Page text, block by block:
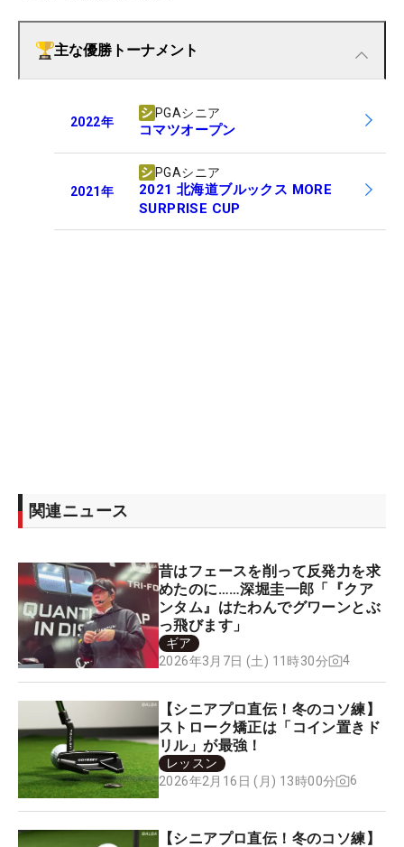
主な優勝トーナメント
2022年
PGAシニア
コマツオープン
2021年
PGAシニア
2021 北海道ブルックス MORE
SURPRISE CUP
関連ニュース
昔はフェースを削って反発力を求
めたのに……深堀圭一郎「『クア
ンタム』はたわんでグワーンとぶ
っ飛びます」
ギア
2026年3月7日 (土) 11時30分
4
【シニアプロ直伝！冬のコソ練】
ストローク矯正は「コイン置きド
リル」が最強！
レッスン
2026年2月16日 (月) 13時00分
6
【シニアプロ直伝！冬のコソ練】